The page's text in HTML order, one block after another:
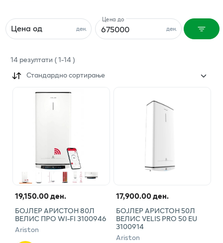
ден.
Цена од ден.
Цена до
14резултати (1-14)
Стандардно сортирање
19,150.00 ден.
БОЈЛЕР АРИСТОН 80Л
ВЕЛИС ПРО WI-FI 3100946
Ariston
17,900.00 ден.
БОЈЛЕР АРИСТОН 50Л
ВЕЛИС VELIS PRO 50 EU
3100914
Ariston